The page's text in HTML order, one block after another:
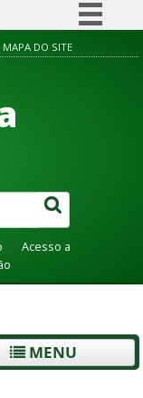
à informação
Canais
MAPA DO SITE
Acesso a
MENU